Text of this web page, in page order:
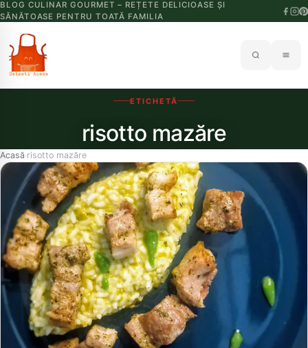
BLOG CULINAR GOURMET – REȚETE DELICIOASE ȘI
SĂNĂTOASE PENTRU TOATĂ FAMILIA
ETICHETĂ
risotto mazăre
Acasă›risotto mazăre